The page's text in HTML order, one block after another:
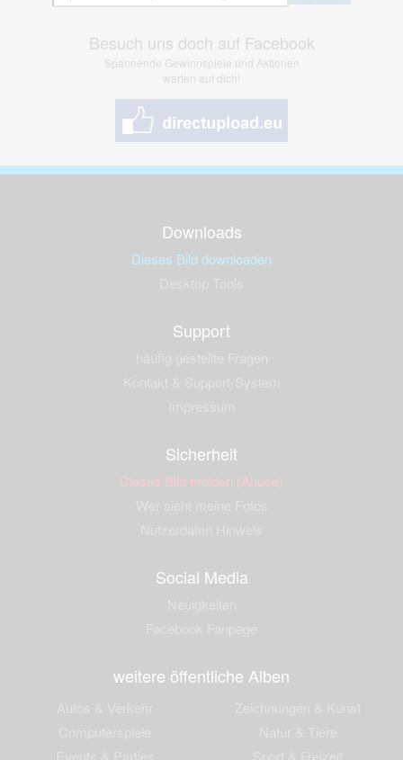
Besuch uns doch auf Facebook
Spannende Gewinnspiele und Aktionen
warten auf dich!
Downloads
Dieses Bild downloaden
Support
Sicherheit
Dieses Bild melden (Abuse)
Social Media
weitere öffentliche Alben